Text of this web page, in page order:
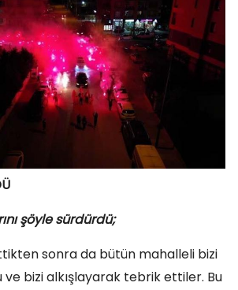
şöyle sürdürdü;
sonra da bütün mahalleli bizi
bizi alkışlayarak tebrik ettiler. Bu